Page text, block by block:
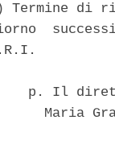
Termine di
p. Il
Maria